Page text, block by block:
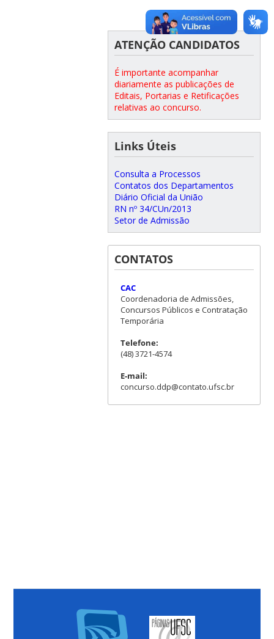
ATENÇÃO CANDIDATOS
É importante acompanhar
diariamente as publicações de
Editais, Portarias e Retificações
relativas ao concurso.
Links Úteis
Consulta a Processos
Contatos dos Departamentos
Diário Oficial da União
RN nº 34/CUn/2013
Setor de Admissão
CONTATOS
CAC
Coordenadoria de Admissões,
Concursos Públicos e Contratação
Temporária
Telefone:
(48) 3721-4574
E-mail:
concurso.ddp@contato.ufsc.br